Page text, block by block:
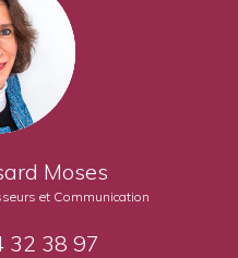
Moses
et Communication
32 38 97